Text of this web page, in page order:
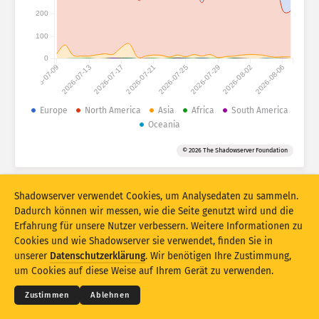
Datensatz
Limit
Überlappend
Aktualisieren Zurücksetzen
Als PNG herunterladen
2026-07-092026-07-132026-07-17 2026-07-212026-07-252026-07-292026-08-022026-08-06
0
100
200
Europe North America Asia Africa
South America
Oceania
© 2026 The Shadowserver Foundation
© 2026THE SHADOWSERVER FOUNDATION
Datenschutz und AGB
Kontakt Danksagungen
Shadowserver verwendet Cookies, um Analysedaten zu sammeln.
Dadurch können wir messen, wie die Seite genutzt wird und die
Erfahrung für unsere Nutzer verbessern. Weitere Informationen zu
Cookies und wie Shadowserver sie verwendet, finden Sie in
unserer Datenschutzerklärung. Wir benötigen Ihre Zustimmung,
um Cookies auf diese Weise auf Ihrem Gerät zu verwenden.
Zustimmen Ablehnen